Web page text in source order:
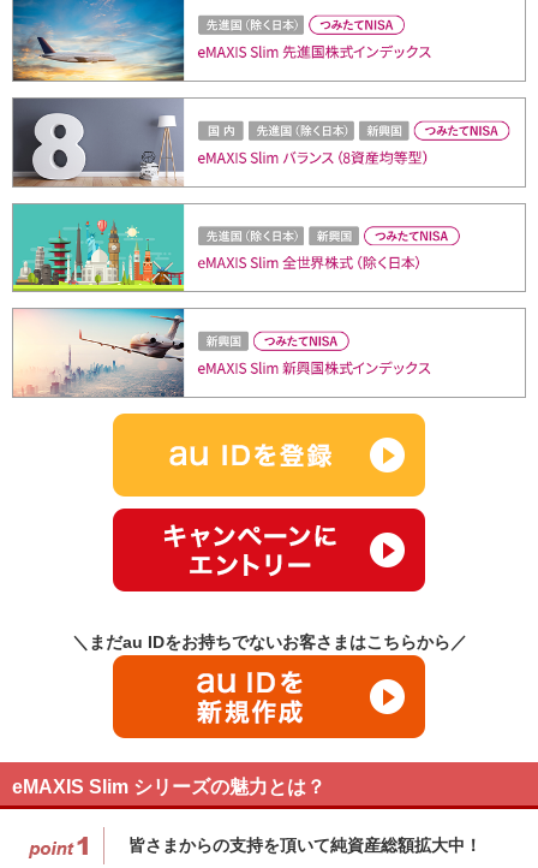
＼まだau IDをお持ちでないお客さまはこちらから／
eMAXIS Slim シリーズの魅力とは？
皆さまからの支持を頂いて純資産総額拡大中！